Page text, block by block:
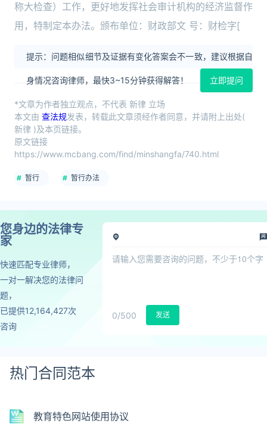
称大检查）工作，更好地发挥社会审计机构的经济监督作
用，特制定本办法。颁布单位：财政部文 号：财检字[
提示：问题相似细节及证据有变化答案会不一致，建议根据自
身情况咨询律师，最快3~15分钟获得解答！ 立即提问
*文章为作者独立观点，不代表 新律 立场
本文由 查法规发表，转载此文章须经作者同意，并请附上出处(
新律 )及本页链接。
原文链接
https://www.mcbang.com/find/minshangfa/740.html
暂行 暂行办法
您身边的法律专
家
快速匹配专业律师，
一对一解决您的法律问
题，
已提供12,164,427次
咨询
0/500 发送
热门合同范本
教育特色网站使用协议